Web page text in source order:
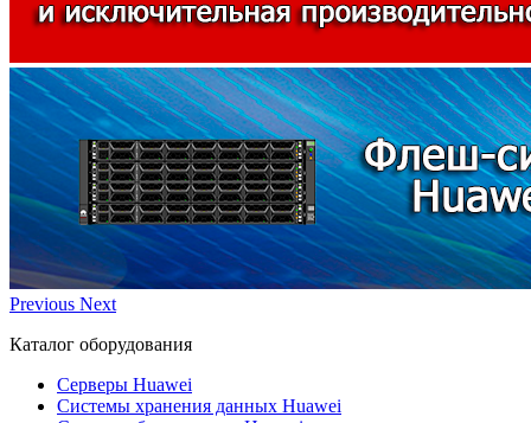
Previous Next
Каталог оборудования
Серверы Huawei
Системы хранения данных Huawei